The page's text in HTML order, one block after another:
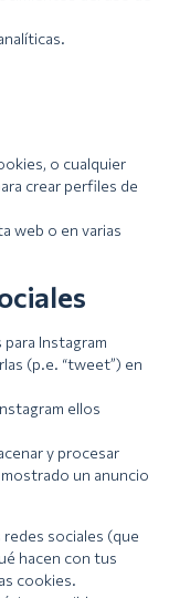
o cualquier
crear perfiles de
web o en varias
Instagram
(p.e. “tweet”) en
ellos
y procesar
un anuncio
sociales (que
hacen con tus
cookies.